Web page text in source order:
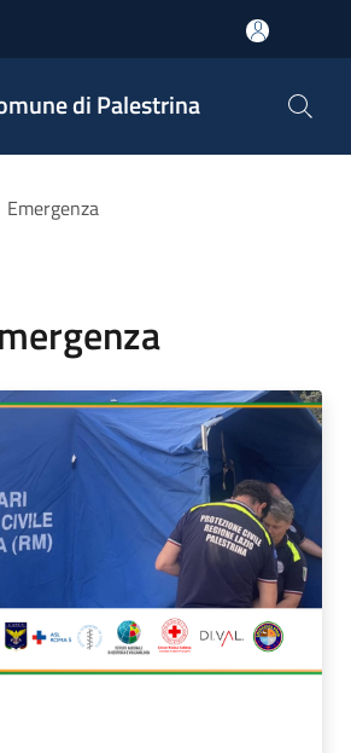
di Palestrina
Emergenza